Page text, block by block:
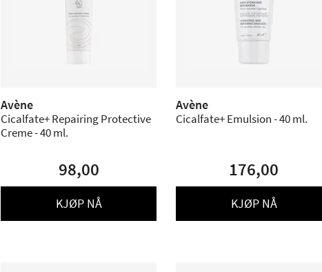
Avène
Cicalfate+ Repairing Protective
Creme - 40 ml.
98,00
KJØP NÅ
Avène
Cicalfate+ Emulsion - 40 ml.
176,00
KJØP NÅ